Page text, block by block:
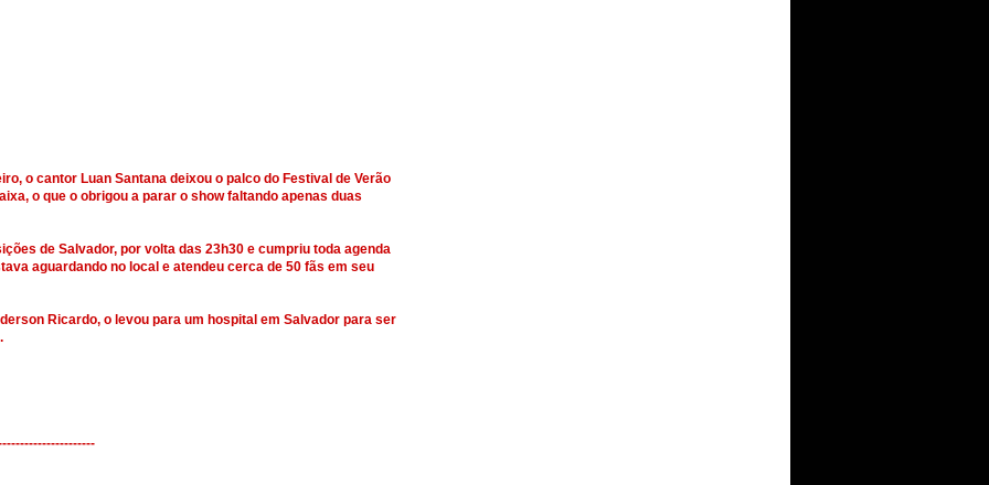
o cantor Luan Santana deixou o palco do Festival de Verão
o que o obrigou a parar o show faltando apenas duas
de Salvador, por volta das 23h30 e cumpriu toda agenda
aguardando no local e atendeu cerca de 50 fãs em seu
Ricardo, o levou para um hospital em Salvador para ser